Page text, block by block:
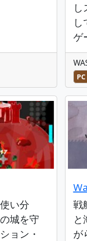
ゲ
PC
い分
城を守
ョン・
戦
と
が